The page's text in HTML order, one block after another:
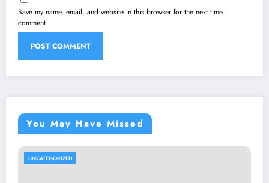
Save my name, email, and website in this browser for the next time I
comment.
You May Have Missed
UNCATEGORIZED